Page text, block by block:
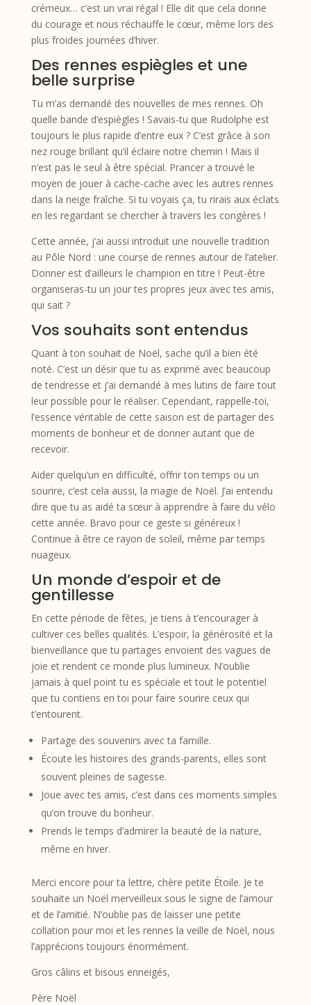
crémeux… c’est un vrai régal ! Elle dit que cela donne
du courage et nous réchauffe le cœur, même lors des
plus froides journées d’hiver.
Des rennes espiègles et une
belle surprise
Tu m’as demandé des nouvelles de mes rennes. Oh
quelle bande d’espiègles ! Savais-tu que Rudolphe est
toujours le plus rapide d’entre eux ? C’est grâce à son
nez rouge brillant qu’il éclaire notre chemin ! Mais il
n’est pas le seul à être spécial. Prancer a trouvé le
moyen de jouer à cache-cache avec les autres rennes
dans la neige fraîche. Si tu voyais ça, tu rirais aux éclats
en les regardant se chercher à travers les congères !
Cette année, j’ai aussi introduit une nouvelle tradition
au Pôle Nord : une course de rennes autour de l’atelier.
Donner est d’ailleurs le champion en titre ! Peut-être
organiseras-tu un jour tes propres jeux avec tes amis,
qui sait ?
Vos souhaits sont entendus
Quant à ton souhait de Noël, sache qu’il a bien été
noté. C’est un désir que tu as exprimé avec beaucoup
de tendresse et j’ai demandé à mes lutins de faire tout
leur possible pour le réaliser. Cependant, rappelle-toi,
l’essence véritable de cette saison est de partager des
moments de bonheur et de donner autant que de
recevoir.
Aider quelqu’un en difficulté, offrir ton temps ou un
sourire, c’est cela aussi, la magie de Noël. J’ai entendu
dire que tu as aidé ta sœur à apprendre à faire du vélo
cette année. Bravo pour ce geste si généreux !
Continue à être ce rayon de soleil, même par temps
nuageux.
Un monde d’espoir et de
gentillesse
En cette période de fêtes, je tiens à t’encourager à
cultiver ces belles qualités. L’espoir, la générosité et la
bienveillance que tu partages envoient des vagues de
joie et rendent ce monde plus lumineux. N’oublie
jamais à quel point tu es spéciale et tout le potentiel
que tu contiens en toi pour faire sourire ceux qui
t’entourent.
Partage des souvenirs avec ta famille.
Écoute les histoires des grands-parents, elles sont
souvent pleines de sagesse.
Joue avec tes amis, c’est dans ces moments simples
qu’on trouve du bonheur.
Prends le temps d’admirer la beauté de la nature,
même en hiver.
Merci encore pour ta lettre, chère petite Étoile. Je te
souhaite un Noël merveilleux sous le signe de l’amour
et de l’amitié. N’oublie pas de laisser une petite
collation pour moi et les rennes la veille de Noël, nous
l’apprécions toujours énormément.
Gros câlins et bisous enneigés,
Père Noël